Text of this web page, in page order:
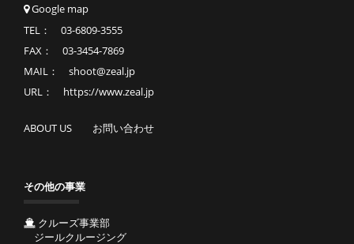
Google map
TEL： 03-6809-3555
FAX： 03-3454-7869
MAIL： shoot@zeal.jp
URL： https://www.zeal.jp
ABOUT US お問い合わせ
その他の事業
クルーズ事業部
ジールクルージング